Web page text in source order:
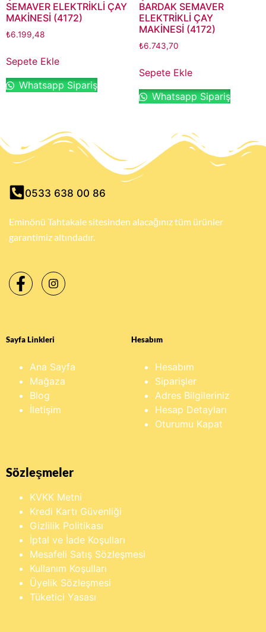
SEMAVER ELEKTRİKLİ ÇAY
MAKİNESİ (4172)
₺6.199,48
Sepete Ekle
Whatsapp Sipariş
BARDAK SEMAVER
ELEKTRİKLİ ÇAY
MAKİNESİ (4172)
₺6.743,70
Sepete Ekle
Whatsapp Sipariş
0533 638 00 86
Eminönü Tahtakale sitesinden alacağınız tüm ürünler
garantimiz altındadır.
Sayfa Linkleri
Ana Sayfa
Mağaza
Blog
İletişim
Hesabım
Hesabım
Siparişler
Adres Bilgileriniz
Hesap Detayları
Oturumu Kapat
Sözleşmeler
KVKK Metni
Kredi Kartı Güvenliği
Gizlilik Politikası
İptal ve İade Koşulları
Mesafeli Satış Sözleşmesi
Kullanım Koşulları
Üyelik Sözleşmesi
Tüketici Yasası